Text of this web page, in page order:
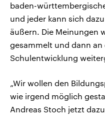
baden-
und jeder kann sich
äußern. Die Meinungen
gesammelt und dann
Schulentwicklung
„Wir wollen den
wie irgend möglich
Andreas Stoch jetzt